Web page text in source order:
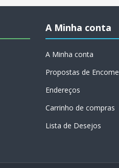
A Minha conta
A Minha conta
Propostas de
Endereços
Carrinho de compras
Lista de Desejos